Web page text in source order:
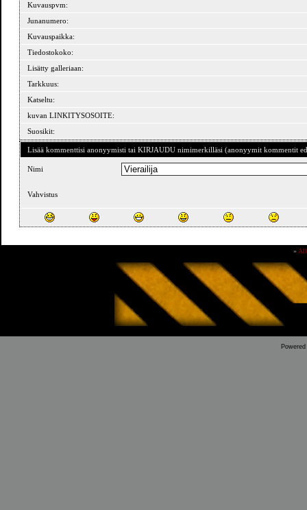
Kuvauspvm:
Junanumero:
Kuvauspaikka:
Tiedostokoko:
Lisätty galleriaan:
Tarkkuus:
Katseltu:
kuvan LINKITYSOSOITE:
Suosikit:
Lisää kommenttisi anonyymisti tai KIRJAUDU nimimerkilläsi (anonyymit kommentit
Nimi
Vahvistus
»